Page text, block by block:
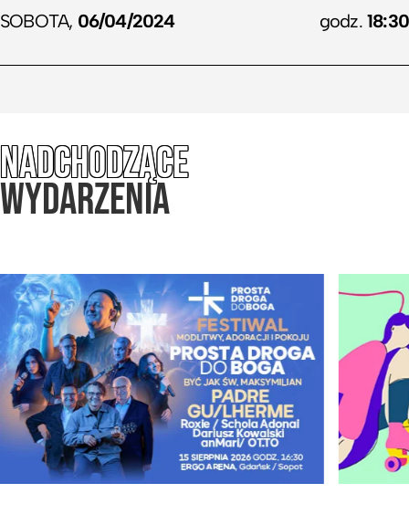
przeboje śpiewane przez tysiące gardeł na
największych arenach w Polsce. Wyobrażacie sobie
te porażającą siłę ?
A Bajm to nie tylko muzyka, to przede wszystkim
spektakl z fantastyczną oprawa wizualną, która
Brzmienie Bajmu i produkcja to zasługa
współzałożyciela i twórcy sukcesu Bajmu, Andrzeja
Pietrasa. A energia zespołu sprawi, że wstaniecie z
miejsc i od pierwszych dźwięków wszyscy razem
zaśpiewamy: JESTEŚ STEEEREM BIAŁYM
ŻOŁNIERZEM… !!!
SOBOTA, 06/04/2024 godz. 18:30
NADCHODZĄCE
WYDARZENIA